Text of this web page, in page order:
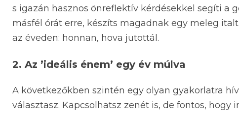
s igazán hasznos önreflektív kérdésekkel segíti a
másfél órát erre, készíts magadnak egy meleg
az éveden: honnan, hova jutottál.
2. Az ’ideális énem’ egy év múlva
A következőkben szintén egy olyan gyakorlatra
választasz. Kapcsolhatsz zenét is, de fontos,